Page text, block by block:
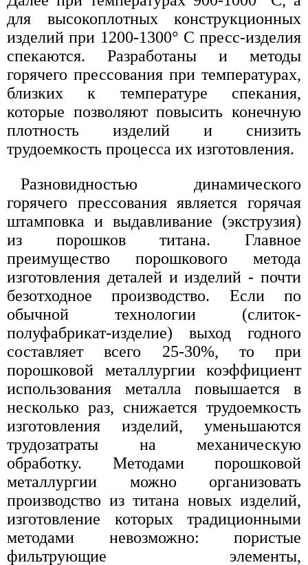
для высокоплотных конструкционных
изделий при 1200-1300° С пресс-изделия
спекаются. Разработаны и методы
горячего прессования при температурах,
близких к температуре спекания,
которые позволяют повысить конечную
плотность изделий и снизить
трудоемкость процесса их изготовления.
Разновидностью динамического
горячего прессования является горячая
штамповка и выдавливание (экструзия)
из порошков титана. Главное
преимущество порошкового метода
изготовления деталей и изделий - почти
безотходное производство. Если по
обычной технологии (слиток-
полуфабрикат-изделие) выход годного
составляет всего 25-30%, то при
порошковой металлургии коэффициент
использования металла повышается в
несколько раз, снижается трудоемкость
изготовления изделий, уменьшаются
трудозатраты на механическую
обработку. Методами порошковой
металлургии можно организовать
производство из титана новых изделий,
изготовление которых традиционными
методами невозможно: пористые
фильтрующие элементы,